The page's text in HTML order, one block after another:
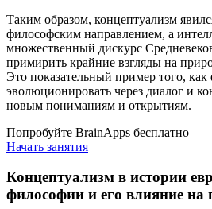
Таким образом, концептуализм
философским направлением, а
множественный дискурс
примирить крайние взгляды на
Это показательный пример того,
эволюционировать через диалог и
новым пониманиям и открытиям.
Попробуйте BrainApps бесплатно
Начать занятия
Концептуализм в истории
философии и его влияние на